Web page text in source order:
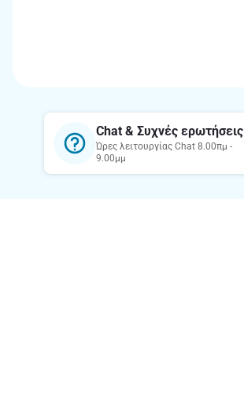
Chat & Συχνές ερωτήσεις
Ώρες λειτουργίας Chat 8.00πμ -
9.00μμ